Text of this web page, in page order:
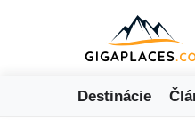
Destinácie